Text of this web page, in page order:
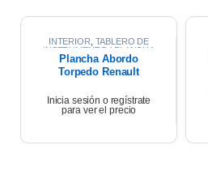
INTERIOR TABLERO DE
INSTRUMENTO / PLANCHA
ABORDO
Plancha Abordo
Torpedo Renault
Inicia sesión o regístrate
para ver el precio